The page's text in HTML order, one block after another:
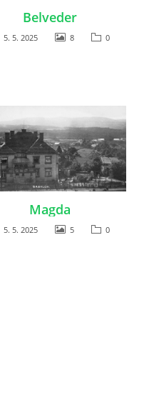
Belveder
5. 5. 2025 8 0
Magda
5. 5. 2025 5 0